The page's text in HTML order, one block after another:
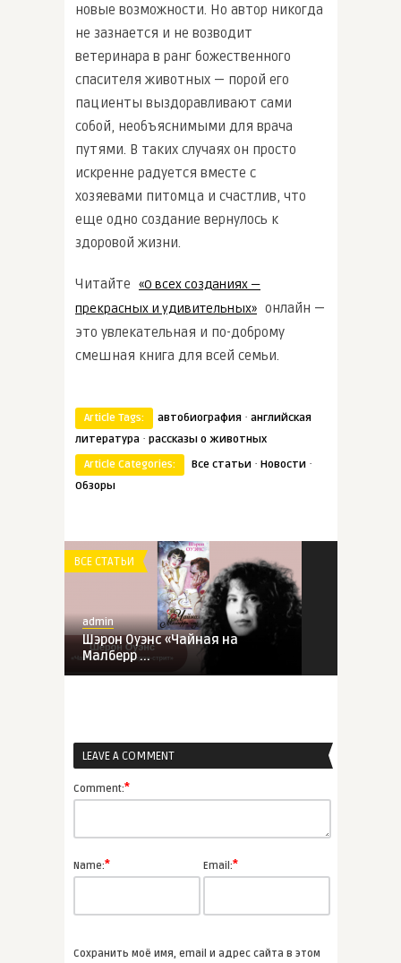
новые возможности. Но автор никогда
не зазнается и не возводит
ветеринара в ранг божественного
спасителя животных — порой его
пациенты выздоравливают сами
собой, необъяснимыми для врача
путями. В таких случаях он просто
искренне радуется вместе с
хозяевами питомца и счастлив, что
еще одно создание вернулось к
здоровой жизни.
Читайте «О всех созданиях —
прекрасных и удивительных» онлайн —
это увлекательная и по-доброму
смешная книга для всей семьи.
Article Tags: автобиография · английская
литература · рассказы о животных
Article Categories:
Все статьи · Новости ·
Обзоры
ВСЕ СТАТЬИ
admin
Шэрон Оуэнс «Чайная на
Малберр ...
admin
“Фарш ...
LEAVE A COMMENT
Comment:*
Name:* Email:*
Сохранить моё имя, email и адрес сайта в этом